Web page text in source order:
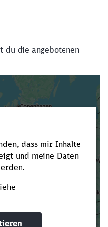
du die angebotenen
du Suchbegriffe